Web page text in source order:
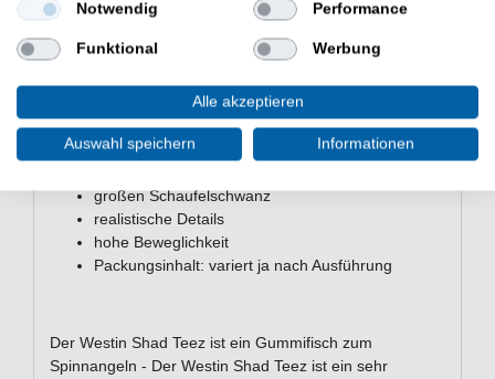
starke Aktion. Der Shad Teez kann gejiggt und vertikal
oder beim Einkurbeln angeboten werden.
Eigenschaften des Westin Shad Teez
Kunstköders
großen Schaufelschwanz
realistische Details
hohe Beweglichkeit
Packungsinhalt: variert ja nach Ausführung
Der Westin Shad Teez ist ein Gummifisch zum
Spinnangeln - Der Westin Shad Teez ist ein sehr
Notwendig Performance
Funktional Werbung
Alle akzeptieren
Auswahl speichern Informationen